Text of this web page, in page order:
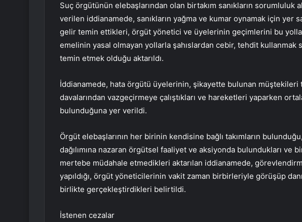
Suç örgütünün elebaşlarından olan birtakım sanıkların sorumluluk
verilen iddianamede, sanıkların yağma ve kumar oynamak için yer
gelir temin ettikleri, örgüt yönetici ve üyelerinin geçimlerini bu yolla
emelinin yasal olmayan yollarla şahıslardan cebir, tehdit kullanmak
temin etmek olduğu aktarıldı.
İddianamede, hata örgütü üyelerinin, şikayette bulunan
davalarından vazgeçirmeye çalıştıkları ve hareketleri yaparken
bulunduğuna yer verildi.
Örgüt elebaşlarının her birinin kendisine bağlı takımların
dağılımına nazaran örgütsel faaliyet ve aksiyonda bulundukları ve
mertebe müdahale etmedikleri aktarılan iddianamede,
yapıldığı, örgüt yöneticilerinin vakit zaman birbirleriyle görüşüp
birlikte gerçekleştirdikleri belirtildi.
İstenen cezalar